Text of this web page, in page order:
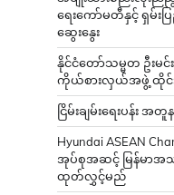
ရေးကော်မတီနှင့် ရှမ်း
ဆွေးနွေး
နိုင်ငံတော်သမ္မတ ဦးမ
ကိုယ်စားလှယ်အဖွဲ့ ထိုင်း
ငြိမ်းချမ်းရေးပန်း အတူ
Hyundai ASEAN
အုပ်စုအဆင့် မြန်မာအ
ထုတ်လွှင့်မည်